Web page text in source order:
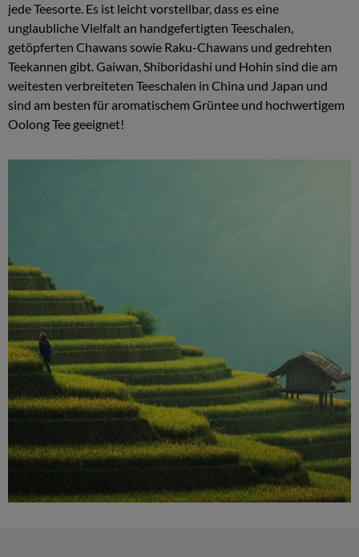
jede Teesorte. Es ist leicht vorstellbar, dass es eine
unglaubliche Vielfalt an handgefertigten Teeschalen,
getöpferten Chawans sowie Raku-Chawans und gedrehten
Teekannen gibt. Gaiwan, Shiboridashi und Hohin sind die am
weitesten verbreiteten Teeschalen in China und Japan und
sind am besten für aromatischem Grüntee und hochwertigem
Oolong Tee geeignet!